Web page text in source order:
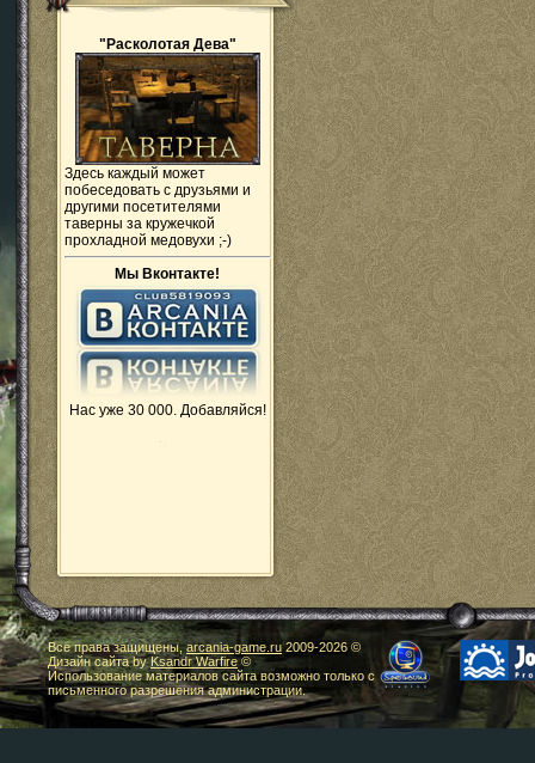
"Расколотая Дева"
Здесь каждый может
побеседовать с друзьями и
другими посетителями
таверны за кружечкой
прохладной медовухи ;-)
Мы Вконтакте!
Нас уже 30 000. Добавляйся!
Все права защищены,arcania-game.ru2009-2026 ©
Дизайн сайта byKsandr Warfire©
Использование материалов сайта возможно только с
письменного разрешения администрации.